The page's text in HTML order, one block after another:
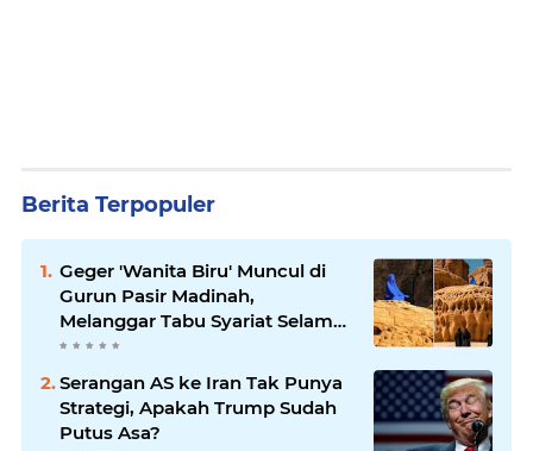
Berita Terpopuler
Geger 'Wanita Biru' Muncul di
Gurun Pasir Madinah,
Melanggar Tabu Syariat Selama
Seribu Tahun
Serangan AS ke Iran Tak Punya
Strategi, Apakah Trump Sudah
Putus Asa?